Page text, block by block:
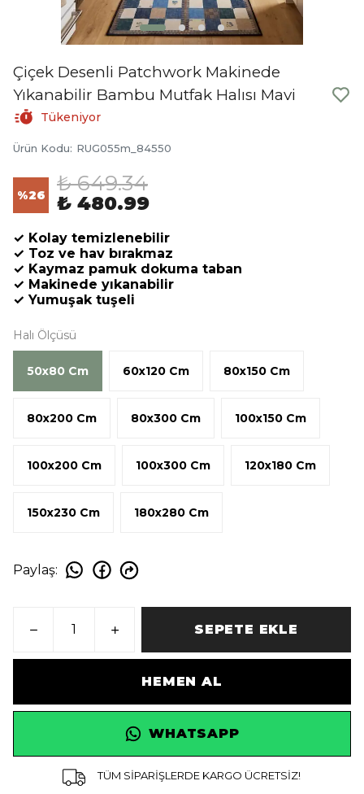
Çiçek Desenli Patchwork Makinede
Yıkanabilir Bambu Mutfak Halısı Mavi
Tükeniyor
Ürün Kodu: RUG055m_84550
%26 ₺ 649.34
₺ 480.99
✓ Kolay temizlenebilir
✓ Toz ve hav bırakmaz
✓ Kaymaz pamuk dokuma taban
✓ Makinede yıkanabilir
✓ Yumuşak tuşeli
Halı Ölçüsü
50x80 Cm 60x120 Cm 80x150 Cm
80x200 Cm 80x300 Cm 100x150 Cm
100x200 Cm 100x300 Cm 120x180 Cm
150x230 Cm 180x280 Cm
Paylaş:
SEPETE EKLE
HEMEN AL
WHATSAPP
TÜM SİPARİŞLERDE KARGO ÜCRETSİZ!